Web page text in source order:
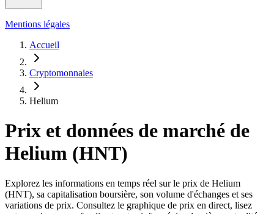
Mentions légales
Accueil
Cryptomonnaies
Helium
Prix et données de marché de
Helium (HNT)
Explorez les informations en temps réel sur le prix de Helium
(HNT), sa capitalisation boursière, son volume d'échanges et ses
variations de prix. Consultez le graphique de prix en direct, lisez